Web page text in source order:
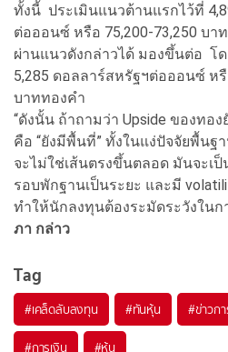
ทั้งนี้ ประเมินแนวต้านแรกไว้ที่
ต่อออนซ์ หรือ 75,200-73,250 บ
ผ่านแนวดังกล่าวได้ มองขึ้นต่อ โ
5,285 ดอลลาร์สหรัฐฯต่อออนซ์ ห
บาททองคำ
“ดังนั้น ถ้าถามว่า Upside ของทอ
คือ “ยังมีพื้นที่” ทั้งในแง่ปัจจัยพื้น
จะไม่ใช่เส้นตรงขึ้นตลอด มันจะเ
รอบพักฐานเป็นระยะ และมี
ทำให้นักลงทุนต้องระมัดระวังใน
ภา กล่าว
Tag
#เคล็ดลับลงทุน #ทันหุ้น #ข่าวก
#การเงิน #หุ้น